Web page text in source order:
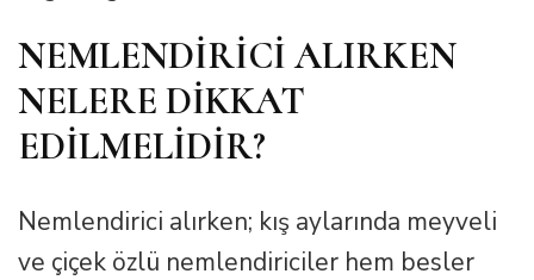
NEMLENDİRİCİ ALIRKEN
NELERE DİKKAT
EDİLMELİDİR?
Nemlendirici alırken; kış aylarında meyveli
ve çiçek özlü nemlendiriciler hem besler